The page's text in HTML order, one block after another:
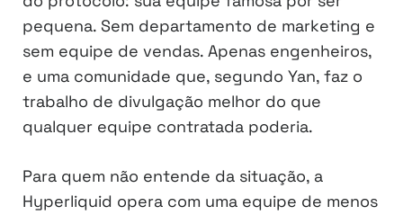
pequena. Sem departamento de marketing e
sem equipe de vendas. Apenas engenheiros,
e uma comunidade que, segundo Yan, faz o
trabalho de divulgação melhor do que
qualquer equipe contratada poderia.
Para quem não entende da situação, a
Hyperliquid opera com uma equipe de menos